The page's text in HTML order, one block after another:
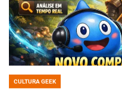
POSTED
CULTURA GEEK